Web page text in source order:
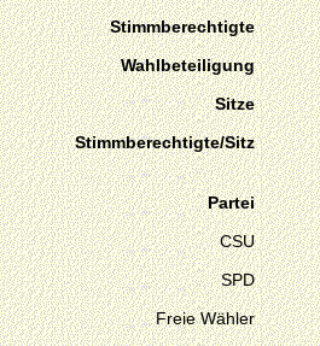
Stimmberechtigte
Wahlbeteiligung
Sitze
Stimmberechtigte/Sitz
Partei
CSU
SPD
Freie Wähler